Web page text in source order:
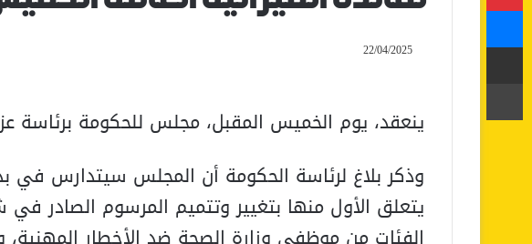
22/04/2025
ينعقد، يوم الخميس المقبل، مجلس للحكومة برئاسة
وذكر بلاغ لرئاسة الحكومة أن المجلس سيتدارس في
يتعلق الأول منها بتغيير وتتميم المرسوم الصادر